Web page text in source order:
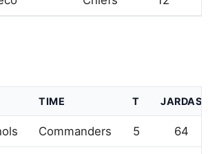
TIME T JARDAS
Commanders 5 64